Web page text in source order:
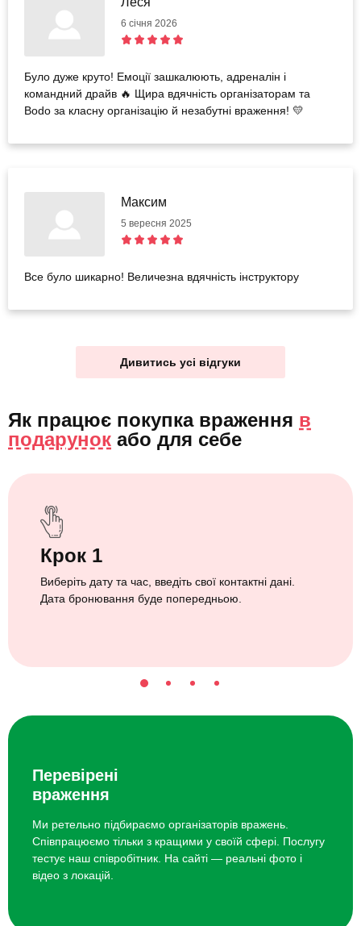
6 січня 2026
Було дуже круто! Емоції зашкалюють, адреналін і
командний драйв 🔥 Щира вдячність організаторам та
Bodo за класну організацію й незабутні враження! 💛
Максим
5 вересня 2025
Все було шикарно! Величезна вдячність інструктору
Дивитись усі відгуки
Як працює покупка враження в
подарунок або для себе
Крок 1
Виберіть дату та час, введіть свої контактні дані.
Дата бронювання буде попередньою.
Перевірені
враження
Ми ретельно підбираємо організаторів вражень.
Співпрацюємо тільки з кращими у своїй сфері. Послугу
тестує наш співробітник. На сайті — реальні фото і
відео з локацій.